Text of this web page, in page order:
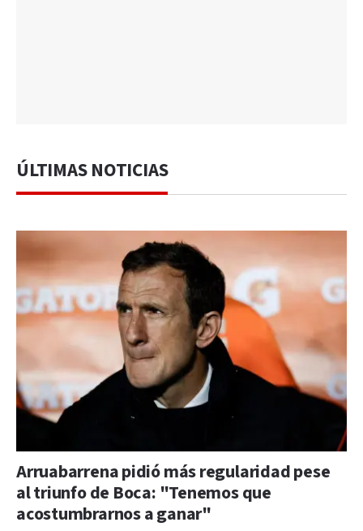
ÚLTIMAS NOTICIAS
Arruabarrena pidió más regularidad pese
al triunfo de Boca: "Tenemos que
acostumbrarnos a ganar"